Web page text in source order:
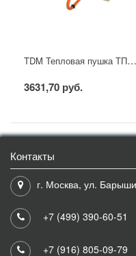
TDM Тепловая пушка ТПК в круглом корпусе 2 кВт
3631,70 руб.
Контакты
г. Москва, ул.
+7 (499) 390-60-51
+7 (916) 805-09-79